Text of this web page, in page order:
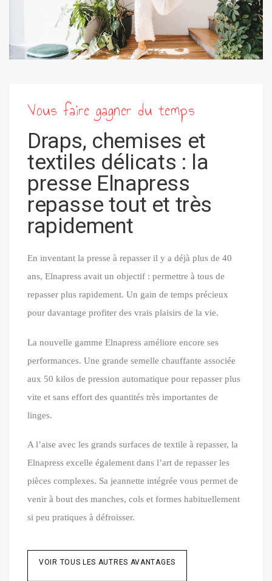
Vous faire gagner du temps
Draps, chemises et
textiles délicats : la
presse Elnapress
repasse tout et très
rapidement
En inventant la presse à repasser il y a déjà plus de 40
ans, Elnapress avait un objectif : permettre à tous de
repasser plus rapidement. Un gain de temps précieux
pour davantage profiter des vrais plaisirs de la vie.
La nouvelle gamme Elnapress améliore encore ses
performances. Une grande semelle chauffante associée
aux 50 kilos de pression automatique pour repasser plus
vite et sans effort des quantités très importantes de
linges.
A l’aise avec les grands surfaces de textile à repasser, la
Elnapress excelle également dans l’art de repasser les
pièces complexes. Sa jeannette intégrée vous permet de
venir à bout des manches, cols et formes habituellement
si peu pratiques à défroisser.
VOIR TOUS LES AUTRES AVANTAGES